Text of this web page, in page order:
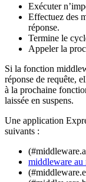
Exécuter
Effectuez des
réponse.
Termine le
Appeler la
Si la fonction
réponse de requête,
à la prochaine
laissée en suspens.
Une application
suivants :
middleware au